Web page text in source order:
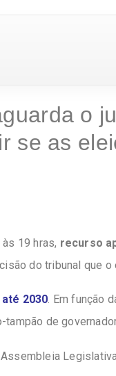
o
se as
19 hras, recurso
do tribunal que o
2030. Em função
de